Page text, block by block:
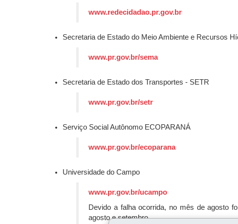
www.redecidadao.pr.gov.br
Secretaria de Estado do Meio Ambiente e Recursos
www.pr.gov.br/sema
Secretaria de Estado dos Transportes - SETR
www.pr.gov.br/setr
Serviço Social Autônomo ECOPARANÁ
www.pr.gov.br/ecoparana
Universidade do Campo
www.pr.gov.br/ucampo
Devido a falha ocorrida, no mês de agosto
agosto e setembro.